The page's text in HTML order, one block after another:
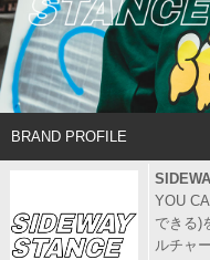
BRAND PROFILE
YOU
できる)
ルチャ